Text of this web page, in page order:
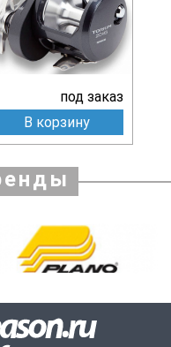
под заказ
В корзину